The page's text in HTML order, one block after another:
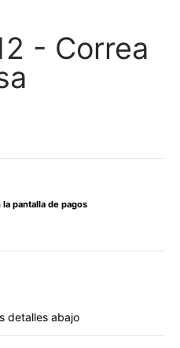
- Correa
pantalla de pagos
detalles abajo